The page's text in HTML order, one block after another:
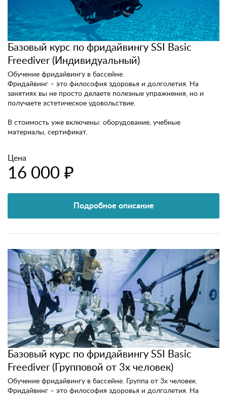
Базовый курс по фридайвингу SSI Basic
Freediver (Индивидуальный)
Обучение фридайвингу в бассейне.
Фридайвинг – это философия здоровья и долголетия. На
занятиях вы не просто делаете полезные упражнения, но и
получаете эстетическое удовольствие.
В стоимость уже включены: оборудование, учебные
материалы, сертификат.
Цена
16 000 ₽
Подробное описание
Базовый курс по фридайвингу SSI Basic
Freediver (Групповой от 3х человек)
Обучение фридайвингу в бассейне. Группа от 3х человек.
Фридайвинг – это философия здоровья и долголетия. На